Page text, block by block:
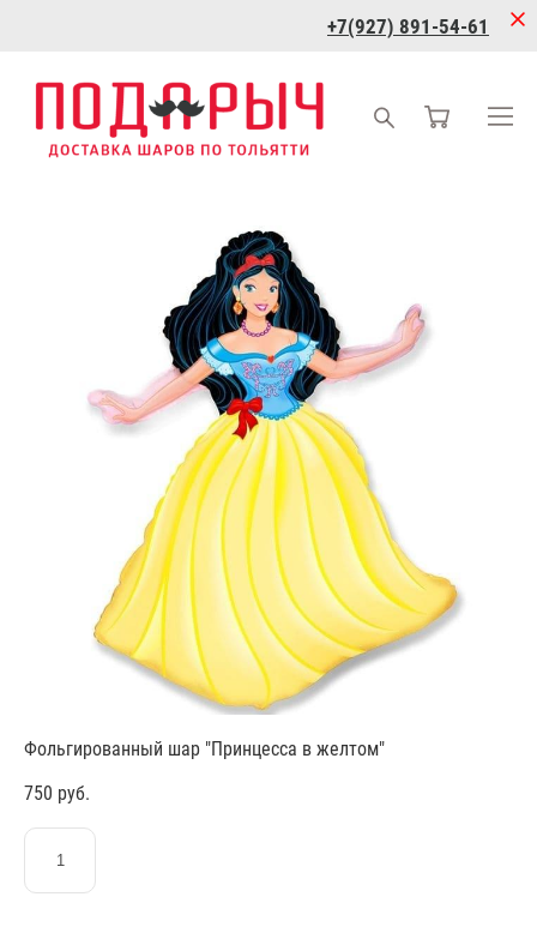
+7(927) 891-54-61
Фольгированный шар "Принцесса в желтом"
750 pуб.